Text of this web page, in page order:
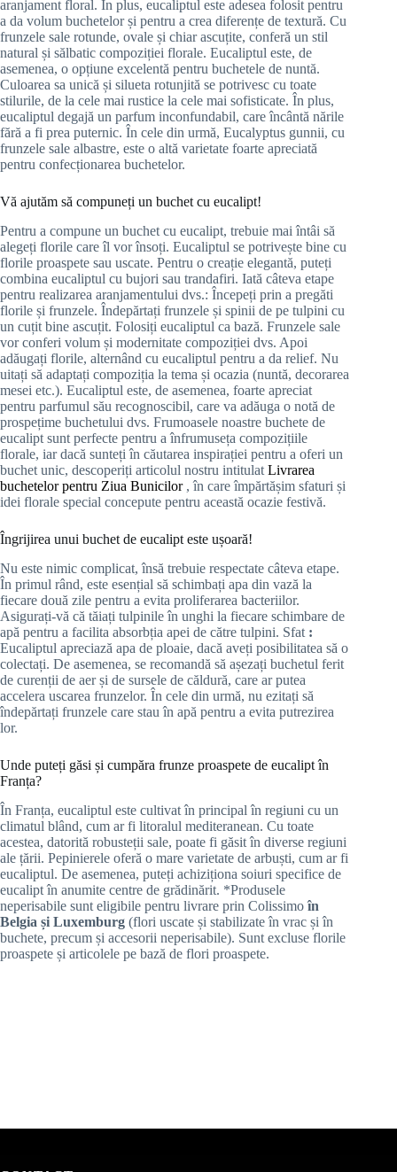
aranjament floral. În plus, eucaliptul este adesea folosit pentru
a da volum buchetelor și pentru a crea diferențe de textură. Cu
frunzele sale rotunde, ovale și chiar ascuțite, conferă un stil
natural și sălbatic compoziției florale. Eucaliptul este, de
asemenea, o opțiune excelentă pentru buchetele de nuntă.
Culoarea sa unică și silueta rotunjită se potrivesc cu toate
stilurile, de la cele mai rustice la cele mai sofisticate. În plus,
eucaliptul degajă un parfum inconfundabil, care încântă nările
fără a fi prea puternic. În cele din urmă, Eucalyptus gunnii, cu
frunzele sale albastre, este o altă varietate foarte apreciată
pentru confecționarea buchetelor.
Vă ajutăm să compuneți un buchet cu eucalipt!
Pentru a compune un buchet cu eucalipt, trebuie mai întâi să
alegeți florile care îl vor însoți. Eucaliptul se potrivește bine cu
florile proaspete sau uscate. Pentru o creație elegantă, puteți
combina eucaliptul cu bujori sau trandafiri. Iată câteva etape
pentru realizarea aranjamentului dvs.: Începeți prin a pregăti
florile și frunzele. Îndepărtați frunzele și spinii de pe tulpini cu
un cuțit bine ascuțit. Folosiți eucaliptul ca bază. Frunzele sale
vor conferi volum și modernitate compoziției dvs. Apoi
adăugați florile, alternând cu eucaliptul pentru a da relief. Nu
uitați să adaptați compoziția la tema și ocazia (nuntă, decorarea
mesei etc.). Eucaliptul este, de asemenea, foarte apreciat
pentru parfumul său recognoscibil, care va adăuga o notă de
prospețime buchetului dvs. Frumoasele noastre buchete de
eucalipt sunt perfecte pentru a înfrumuseța compozițiile
florale, iar dacă sunteți în căutarea inspirației pentru a oferi un
buchet unic, descoperiți articolul nostru intitulat Livrarea
buchetelor pentru Ziua Bunicilor , în care împărtășim sfaturi și
idei florale special concepute pentru această ocazie festivă.
Îngrijirea unui buchet de eucalipt este ușoară!
Nu este nimic complicat, însă trebuie respectate câteva etape.
În primul rând, este esențial să schimbați apa din vază la
fiecare două zile pentru a evita proliferarea bacteriilor.
Asigurați-vă că tăiați tulpinile în unghi la fiecare schimbare de
apă pentru a facilita absorbția apei de către tulpini. Sfat :
Eucaliptul apreciază apa de ploaie, dacă aveți posibilitatea să o
colectați. De asemenea, se recomandă să așezați buchetul ferit
de curenții de aer și de sursele de căldură, care ar putea
accelera uscarea frunzelor. În cele din urmă, nu ezitați să
îndepărtați frunzele care stau în apă pentru a evita putrezirea
lor.
Unde puteți găsi și cumpăra frunze proaspete de eucalipt în
Franța?
În Franța, eucaliptul este cultivat în principal în regiuni cu un
climatul blând, cum ar fi litoralul mediteranean. Cu toate
acestea, datorită robusteții sale, poate fi găsit în diverse regiuni
ale țării. Pepinierele oferă o mare varietate de arbuști, cum ar fi
eucaliptul. De asemenea, puteți achiziționa soiuri specifice de
eucalipt în anumite centre de grădinărit. *Produsele
neperisabile sunt eligibile pentru livrare prin Colissimoîn
Belgia și Luxemburg (flori uscate și stabilizate în vrac și în
buchete, precum și accesorii neperisabile). Sunt excluse florile
proaspete și articolele pe bază de flori proaspete.